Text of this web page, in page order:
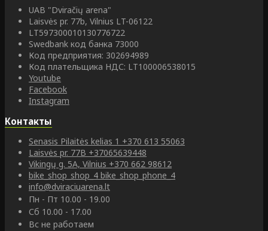
UAB "Dviračių arena"
Laisvės pr. 77b, Vilnius LT-06122
LT597300010130776722
Swedbank код банка 73000
Код предприятия: 302694989
Код плательщика НДС: LT100006538015
Youtube
Facebook
Instagram
Контакты
Senasis Pilaitės kelias 1 +370 613 55063
Laisvės pr. 77B +37065639448
Vikingų g. 5A, Vilnius +370 662 98612
bike_shop_shop_4 bike_shop_phone_4
info@dviraciuarena.lt
Пн - Пт 10.00 - 19.00
Сб 10.00 - 17.00
Вс не работаем